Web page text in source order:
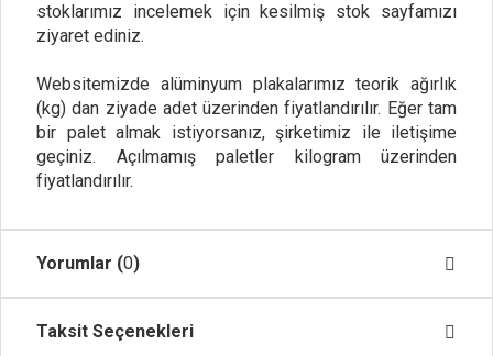
stoklarımız incelemek için kesilmiş stok sayfamızı
ziyaret ediniz.
Websitemizde alüminyum plakalarımız teorik ağırlık
(kg) dan ziyade adet üzerinden fiyatlandırılır. Eğer tam
bir palet almak istiyorsanız, şirketimiz ile iletişime
geçiniz. Açılmamış paletler kilogram üzerinden
fiyatlandırılır.
Yorumlar (0)
Taksit Seçenekleri